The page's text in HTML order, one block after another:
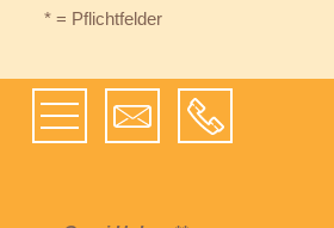
* = Pflichtfelder